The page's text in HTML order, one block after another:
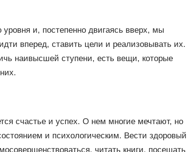
и, постепенно двигаясь вверх, мы
вперед, ставить цели и реализовывать их.
наивысшей ступени, есть вещи, которые
счастье и успех. О нем многие мечтают, но
и психологическим. Вести здоровый
читать книги, посещать